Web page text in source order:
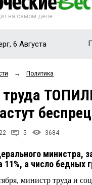
на самом деле
6 Августа
→ Политика
5 3684
министра,
11%, а число
министр труда